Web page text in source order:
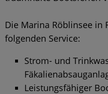
Die Marina Röblinsee in
folgenden Service:
Strom- und
Leistungsfähiger